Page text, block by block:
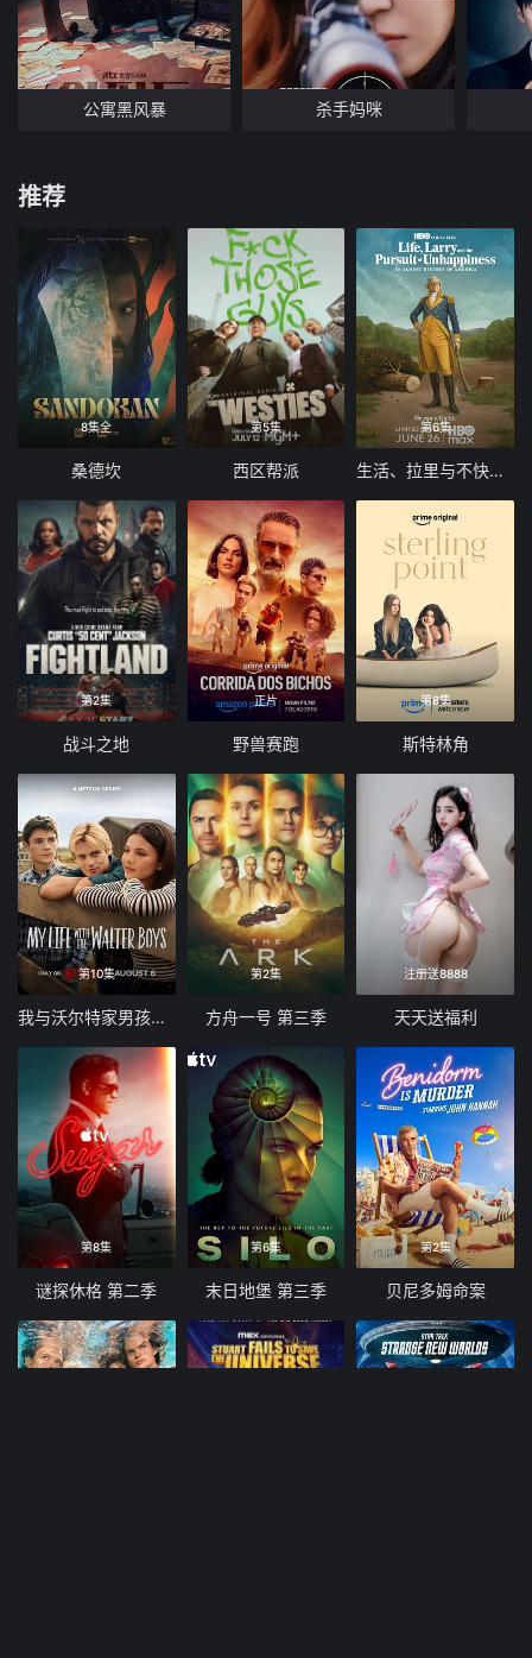
公寓黑风暴 杀手妈咪
推荐
8集全
桑德坎
第5集
西区帮派
第6集
生活、拉里与不快乐的追求：一部美国史
第2集
战斗之地
正片
野兽赛跑
第8集
斯特林角
第10集
我与沃尔特家男孩的生活 第三季
第2集
方舟一号 第三季
注册送8888
天天送福利
第8集
谜探休格 第二季
第6集
末日地堡 第三季
第2集
贝尼多姆命案